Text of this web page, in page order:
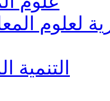
لعلوم
التنمية